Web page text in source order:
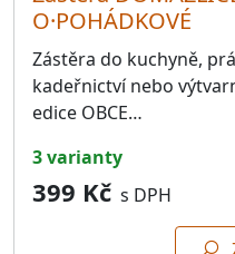
O·POHÁDKOVÉ
Zástěra do kuchyně,
kadeřnictví nebo
edice OBCE…
3 varianty
399 Kč s DPH